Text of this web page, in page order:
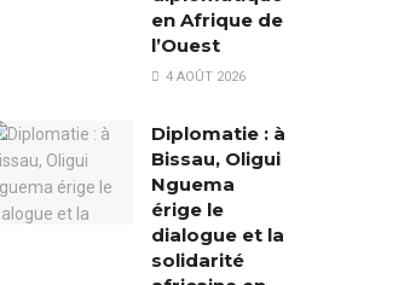
en Afrique de
l’Ouest
4 AOÛT 2026
Diplomatie : à
Bissau, Oligui
Nguema
érige le
dialogue et la
solidarité